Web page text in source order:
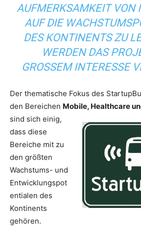
AUFMERKSAMKEIT VON
AUF DIE
DES KONTINENTS ZU
WERDEN DAS
GROSSEM INTERESSE
Der thematische Fokus des
den Bereichen Mobile, Healthcare
sind sich einig,
dass diese
Bereiche mit zu
den größten
Wachstums- und
Entwicklungspot
entialen des
Kontinents
gehören.